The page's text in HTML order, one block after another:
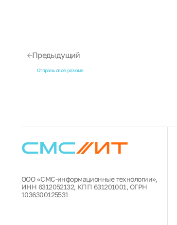
Предыдущий
Отправь своё резюме
ООО «СМС-информационные технологии»,
ИНН 6312052132, КПП 631201001, ОГРН
1036300125531